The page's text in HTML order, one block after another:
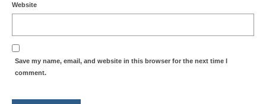
Website
Save my name, email, and website in this browser for the next time I
comment.